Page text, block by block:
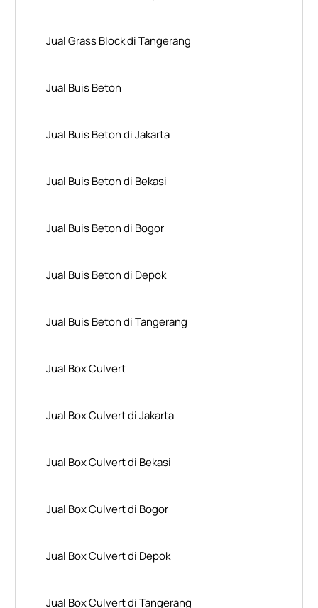
Jual Grass Block di Tangerang
Jual Buis Beton
Jual Buis Beton di Jakarta
Jual Buis Beton di Bekasi
Jual Buis Beton di Bogor
Jual Buis Beton di Depok
Jual Buis Beton di Tangerang
Jual Box Culvert
Jual Box Culvert di Jakarta
Jual Box Culvert di Bekasi
Jual Box Culvert di Bogor
Jual Box Culvert di Depok
Jual Box Culvert di Tangerang